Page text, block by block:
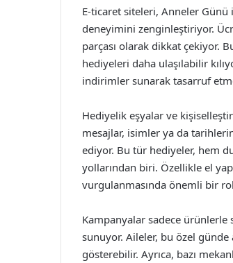
E-ticaret siteleri, Anneler
deneyimini zenginleştiriyor.
parçası olarak dikkat çekiyor.
hediyeleri daha ulaşılabilir
indirimler sunarak tasarruf
Hediyelik eşyalar ve
mesajlar, isimler ya da
ediyor. Bu tür hediyeler, hem
yollarından biri. Özellikle el
vurgulanmasında önemli bir
Kampanyalar sadece ürünlerle
sunuyor. Aileler, bu özel
gösterebilir. Ayrıca, bazı